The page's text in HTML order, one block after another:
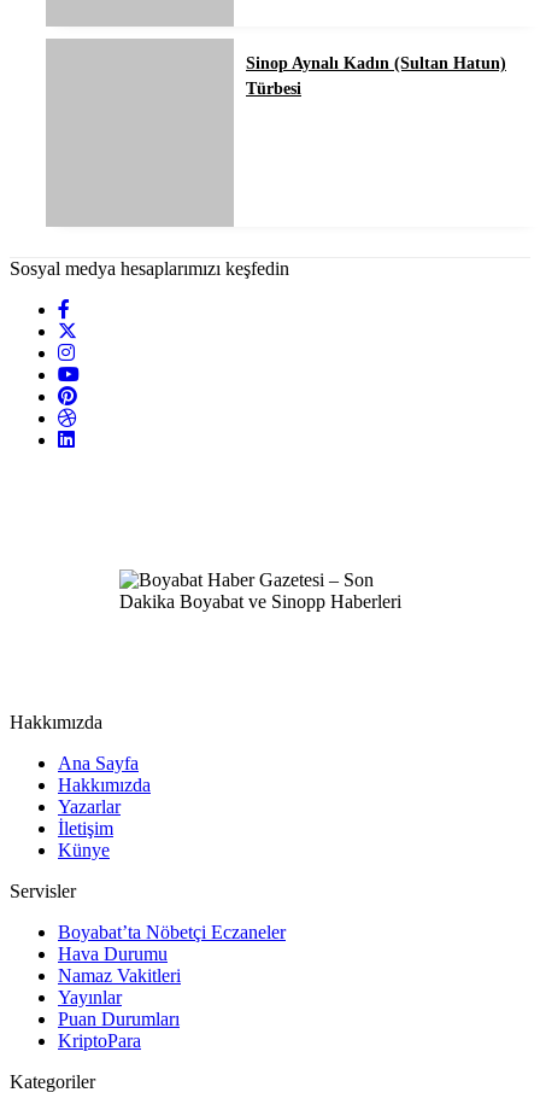
Sinop Aynalı Kadın (Sultan Hatun)
Türbesi
Sosyal medya hesaplarımızı keşfedin
Hakkımızda
Ana Sayfa
Hakkımızda
Yazarlar
İletişim
Künye
Servisler
Boyabat’ta Nöbetçi Eczaneler
Hava Durumu
Namaz Vakitleri
Yayınlar
Puan Durumları
KriptoPara
Kategoriler